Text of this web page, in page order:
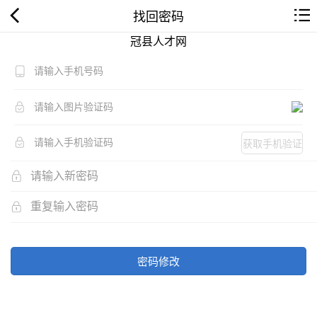
找回密码
冠县人才网
获取手机验证
密码修改